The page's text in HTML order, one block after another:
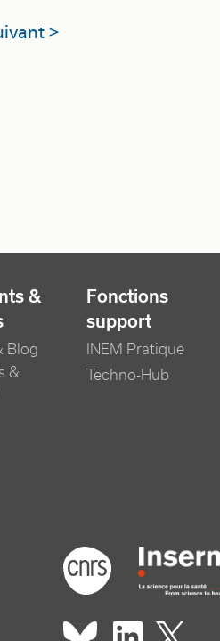
>
&
Blog
&
Fonctions
support
INEM Pratique
Techno-Hub
Footer